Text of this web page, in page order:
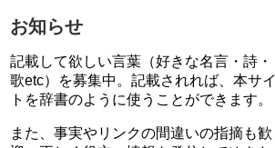
お知らせ
記載して欲しい言葉（好きな名言・詩・
歌etc）を募集中。記載されれば、本サイ
トを辞書のように使うことができます。
また、事実やリンクの間違いの指摘も歓